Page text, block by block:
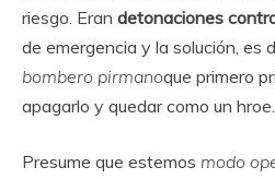
riesgo. Eran detonaciones
de emergencia y la solución, es
bombero pirmanoque primero
apagarlo y quedar como un hroe.
Presume que estemos modo